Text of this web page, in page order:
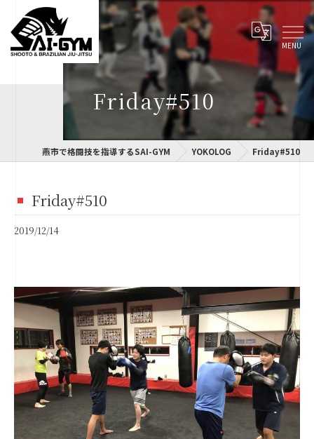
Friday#510
燕市で格闘技を指導するSAI-GYM YOKOLOG Friday#510
Friday#510
2019/12/14